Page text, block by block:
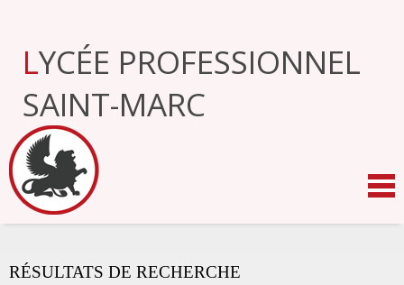
navigation
LYCÉE PROFESSIONNEL
SAINT-MARC
RÉSULTATS DE RECHERCHE